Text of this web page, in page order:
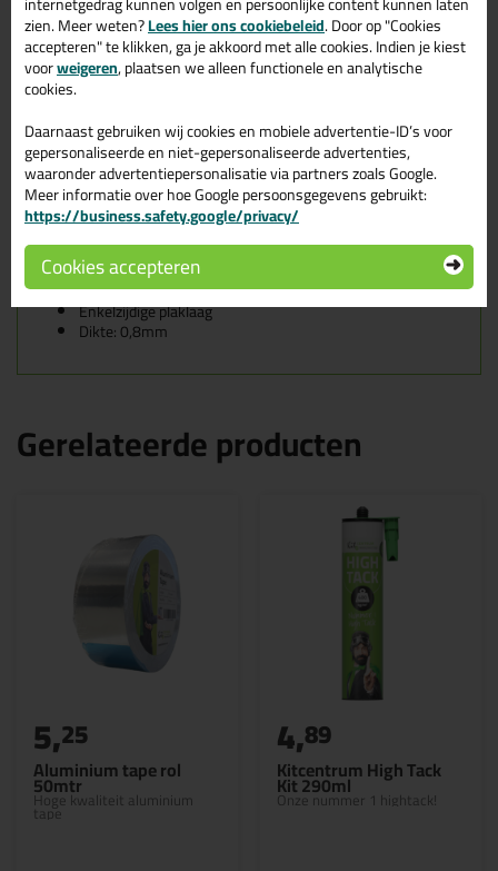
afdichtingen waar een lucht-, water- en/of dampdichte
verbinding gewenst is. Voor voegen en afdichtingen die moeten
voldoen aan bouwvoorschriften in overeenstemming met de
eisen van het passiefhuisconcept.Deze producten zijn getest op
warmte-isolatie, regendichtheid en luchtverlies. Op de juiste wijze
van een gebouw en sluiten ze nauw aan met concepten zoals het
passiefhuis en energieneutrale huizen.
Eigenschappen van de Butylband:
Op basis van butyl
Bevat geen olie
Damp- en luchtdicht
Zowel butyl- als folie zijn uv-bestendig
Uitstekende hechting
Enkelzijdige plaklaag
Dikte: 0,8mm
Gerelateerde producten
Aluminium tape rol
50mtr
Hoge kwaliteit aluminium
tape
5,25
Kitcentrum High Tack
Kit 290ml
Onze nummer 1 hightack!
4,89
zien. Meer weten?Lees hier ons cookiebeleid. Door op "Cookies
accepteren" te klikken, ga je akkoord met alle cookies. Indien je kiest
voorweigeren, plaatsen we alleen functionele en analytische
cookies.
Daarnaast gebruiken wij cookies en mobiele advertentie-ID’s voor
gepersonaliseerde en niet-gepersonaliseerde advertenties,
waaronder advertentiepersonalisatie via partners zoals Google.
Meer informatie over hoe Google persoonsgegevens gebruikt:
https://business.safety.google/privacy/
Cookies accepteren